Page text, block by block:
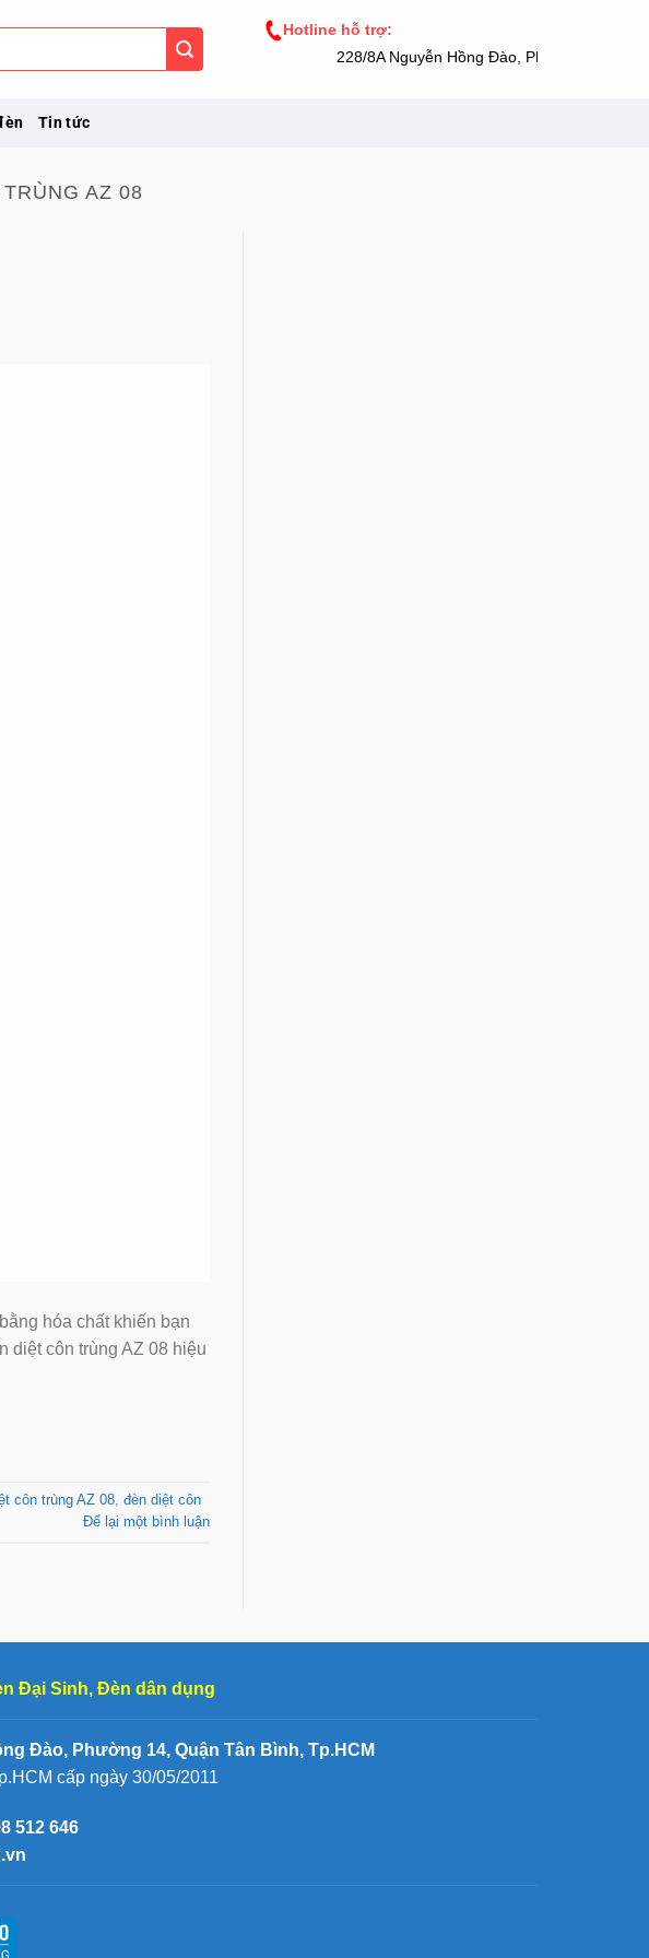
Hotline hỗ trợ:
228/8A Nguyễn Hồng Đào, Phường 14, Tân
Tin tức
AZ 08
hóa chất khiến bạn
diệt côn trùng AZ 08 hiệu
côn trùng AZ 08, đèn diệt côn
Để lại một bình luận
Đại Sinh, Đèn dân dụng
Đào, Phường 14, Quận Tân Bình, Tp.HCM
cấp ngày 30/05/2011
512 646